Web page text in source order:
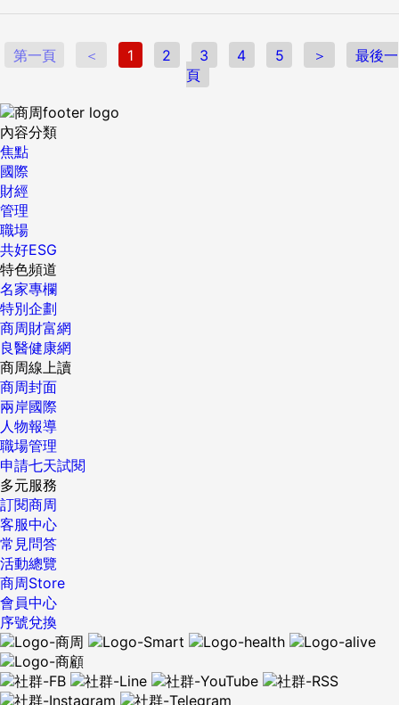
機器，無法將每一分時間都用金融思維來衡量，除了金錢之
外，對我們來說還有許多情感價值。 比如和家人一起做家務的
快樂、坐火車時沿途看到的風景美麗等，太過用金融思維來計
較得失，也會失去許多樂趣。 金錢能買到時間的長度，卻買不
來時間的寬度。 為什麼說「花錢買時間」是偽命題？當我們被
毒雞湯洗腦，想要「花錢買時間」時，最大的動力或許是成為
菁英階層。但這其實是個偽命題——不是說「花錢買了時間」
就能成為比爾蓋茲，而是因為比爾蓋茲的時間值錢，所以他們
才「花錢買時間」。要知道，時間是稀缺資源，金錢也是稀缺
資源。不論是「花錢買時間」還是「花時間省錢」，核心都是
用一種稀缺資源換另一種稀缺資源。 對於比爾蓋茲們來說，時
間是他們的稀缺資源，他們花了錢，可以創造更大的價值，所
以「花錢買時間」是成功的結果，而非原因。我們若只是模
仿，則是拿別人成功的「果」，來倒推錯誤的「因」。以為剃
了頭就能一舉成佛，卻只是捨本逐末，一場笑話罷了。 怎樣將
時間和金錢的利用率最大化？一個很簡單的方法，建立自己的
時間帳戶和金錢帳戶，問自己3個問題： 第一：你購買的時
間，你真的需要嗎？ 「時間荒」現象，對於每個人來說都如
此，但是同等條件下，「時間」和「金錢」，哪一個才是你的
稀缺資源。稀缺就是「擁有」少於「需要」的感覺，而我們常
常會陷入一個誤區，就是總感覺我們缺錢，是因為想買的太
多，而非買不起必需品，從而掉入消費主義的陷阱。另外，仔
細想一下，為了做想做的事，你更需要時間還是更需要金錢？
抓住最核心的稀缺資源，那才是你最值錢的財富。 第二：你要
算一下，你的時間真的值這麼多錢嗎？ 一個很簡單的公式：時
薪*節省的時間-購買時間的價格=時間利潤。以前文房租節省
通勤時間為例：時薪225*1小時*22天-10000=-5050元）但
我們也要考慮到時間的緊迫性以及機會成本。 比如說，你還有
1小時就要登機了，如果坐公車可能需要45分鐘，但如果叫計
程車，只需要20分鐘，這時你除了衡量公車和計程車的費用，
你還要考慮到機票損失的費用。時間利潤為正值，才是有價值
的，否則只是白白浪費。 最後，問自己你的時間帳戶和金錢帳
戶收支平衡嗎？ 站在消費的角度，可以將時間帳戶和金錢帳戶
第一頁 ＜ 1 2 3 4 5 ＞
最後一
頁
內容分類
焦點
國際
財經
管理
職場
共好ESG
特色頻道
名家專欄
特別企劃
商周財富網
良醫健康網
商周線上讀
商周封面
兩岸國際
人物報導
職場管理
申請七天試閱
多元服務
訂閱商周
客服中心
常見問答
活動總覽
商周Store
會員中心
序號兌換